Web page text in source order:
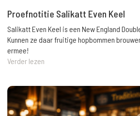
Proefnotitie Salikatt Even Keel
Salikatt Even Keel is een New England
Kunnen ze daar fruitige hopbommen
ermee!
Verder lezen